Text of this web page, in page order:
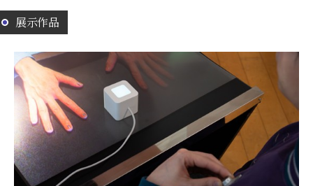
展示作品